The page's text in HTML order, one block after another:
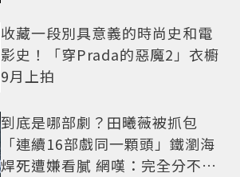
收藏一段別具意義的時尚史和電
影史！「穿Prada的惡魔2」衣櫥
9月上拍
到底是哪部劇？田曦薇被抓包
「連續16部戲同一顆頭」鐵瀏海
焊死遭嫌看膩 網嘆：完全分不出